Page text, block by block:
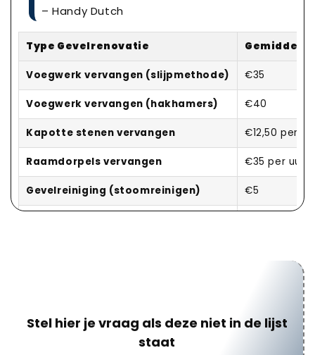
– Handy Dutch
Type Gevelrenovatie
Voegwerk vervangen (slijpmethode) €35
Voegwerk vervangen (hakhamers) €40
Kapotte stenen vervangen €12,50 per
Raamdorpels vervangen €35 per uur
Gevelreiniging (stoomreinigen) €5
€6,50 – €10
Gevelbekleding (hout) €75 – €150
Stel hier je vraag als deze niet in de lijst
staat